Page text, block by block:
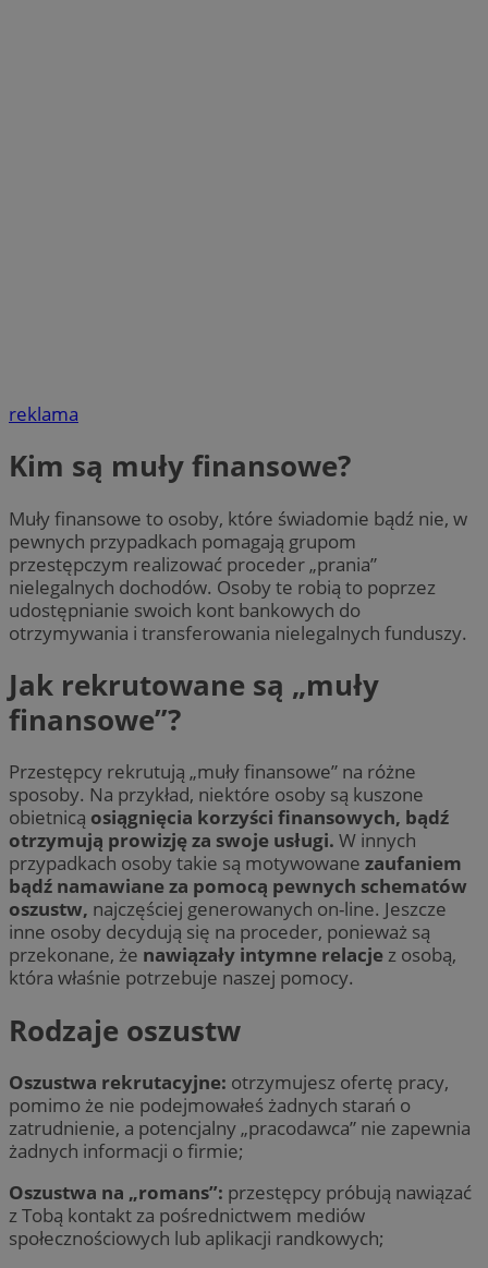
reklama
Kim są muły finansowe?
Muły finansowe to osoby, które świadomie bądź nie, w
pewnych przypadkach pomagają grupom
przestępczym realizować proceder „prania”
nielegalnych dochodów. Osoby te robią to poprzez
udostępnianie swoich kont bankowych do
otrzymywania i transferowania nielegalnych funduszy.
Jak rekrutowane są „muły
finansowe”?
Przestępcy rekrutują „muły finansowe” na różne
sposoby. Na przykład, niektóre osoby są kuszone
obietnicą osiągnięcia korzyści finansowych, bądź
otrzymują prowizję za swoje usługi. W innych
przypadkach osoby takie są motywowane zaufaniem
bądź namawiane za pomocą pewnych schematów
oszustw, najczęściej generowanych on-line. Jeszcze
inne osoby decydują się na proceder, ponieważ są
przekonane, że nawiązały intymne relacjez osobą,
która właśnie potrzebuje naszej pomocy.
Rodzaje oszustw
Oszustwa rekrutacyjne: otrzymujesz ofertę pracy,
pomimo że nie podejmowałeś żadnych starań o
zatrudnienie, a potencjalny „pracodawca” nie zapewnia
żadnych informacji o firmie;
Oszustwa na „romans”: przestępcy próbują nawiązać
z Tobą kontakt za pośrednictwem mediów
społecznościowych lub aplikacji randkowych;